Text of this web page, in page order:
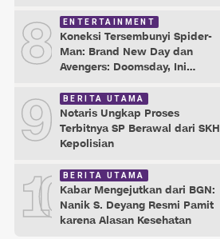
8 ENTERTAINMENT
Koneksi Tersembunyi Spider-
Man: Brand New Day dan
Avengers: Doomsday, Ini
9 BERITA UTAMA
Notaris Ungkap Proses
Terbitnya SP Berawal dari SKH
Kepolisian
10 BERITA UTAMA
Kabar Mengejutkan dari BGN:
Nanik S. Deyang Resmi Pamit
karena Alasan Kesehatan